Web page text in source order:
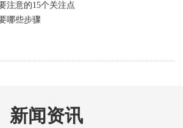
注意的15个关注点
哪些步骤
新闻资讯